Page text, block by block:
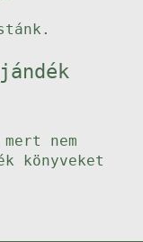
nem
könyveket